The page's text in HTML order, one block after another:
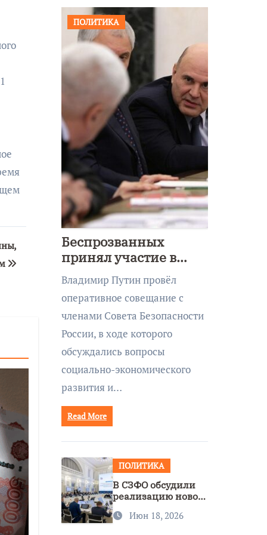
ПОЛИТИКА
Беспрозванных
принял участие в
совещании Совбеза
под руководством
Путина
Владимир Путин провёл
оперативное совещание с
членами Совета Безопасности
России, в ходе которого
обсуждались вопросы
социально-экономического
развития и…
Read More
ПОЛИТИКА
В СЗФО обсудили
реализацию новой
нацполитики
Июн 18, 2026